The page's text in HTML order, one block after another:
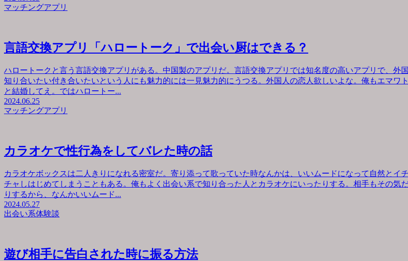
マッチングアプリ
言語交換アプリ「ハロートーク」で出会い厨はできる？
ハロートークと言う言語交換アプリがある。中国製のアプリだ。言語交換アプリでは知名度の高いアプリで、外
知り合いたい付き合いたいという人にも魅力的には一見魅力的にうつる。外国人の恋人欲しいよな。俺もエマワ
と結婚してえ。ではハロートー...
2024.06.25
マッチングアプリ
カラオケで性行為をしてバレた時の話
カラオケボックスは二人きりになれる密室だ。寄り添って歌っていた時なんかは、いいムードになって自然とイ
チャしはじめてしまうこともある。俺もよく出会い系で知り合った人とカラオケにいったりする。相手もその気
りするから、なんかいいムード...
2024.05.27
出会い系体験談
遊び相手に告白された時に振る方法